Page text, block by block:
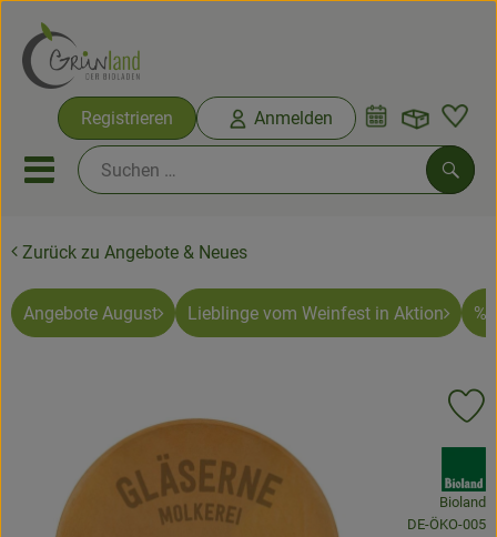
Registrieren Anmelden
Mobiles Menu öffnen oder
Ökokisten
Bio-Kochkisten
Obst & Gemüse
Frisches
Zurück zu Angebote & Neues
Angebote August Lieblinge vom Weinfest in Aktion %
Bioland
, Kontrollstelle:
DE-ÖKO-005